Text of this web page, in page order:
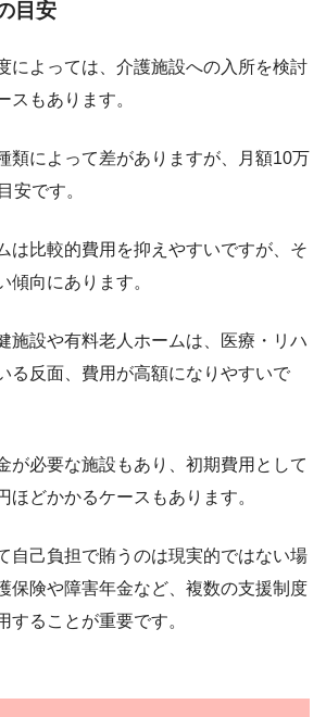
目安
によっては、介護施設への入所を検討
スもあります。
類によって差がありますが、月額10万
安です。
は比較的費用を抑えやすいですが、そ
傾向にあります。
施設や有料老人ホームは、医療・リハ
る反面、費用が高額になりやすいで
が必要な施設もあり、初期費用として
ほどかかるケースもあります。
自己負担で賄うのは現実的ではない場
保険や障害年金など、複数の支援制度
することが重要です。